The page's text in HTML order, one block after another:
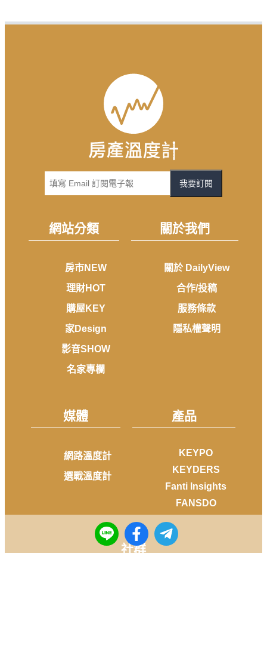
我要訂閱
網站分類
房市NEW
理財HOT
購屋KEY
家Design
影音SHOW
名家專欄
關於我們
關於 DailyView
合作/投稿
服務條款
隱私權聲明
媒體
網路溫度計
選戰溫度計
產品
KEYPO
KEYDERS
Fanti Insights
FANSDO
社群